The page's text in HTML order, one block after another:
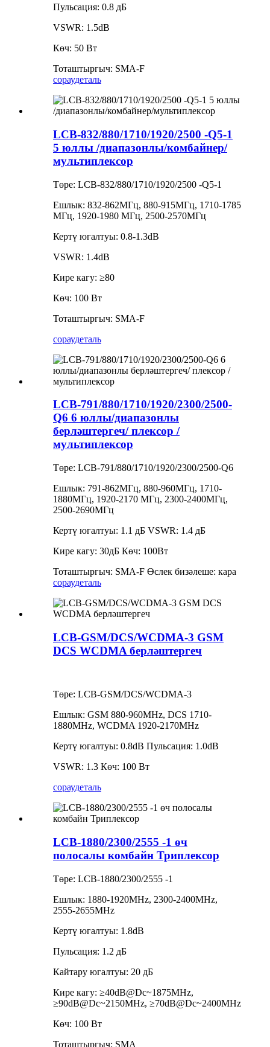
Пульсация: 0.8 дБ
VSWR: 1.5dB
Көч: 50 Вт
Тоташтыргыч: SMA-F
сораудеталь
LCB-832/880/1710/1920/2500 -Q5-1
5 юллы /диапазонлы/комбайнер/
мультиплексор
Төре: LCB-832/880/1710/1920/2500 -Q5-1
Ешлык: 832-862МГц, 880-915МГц, 1710-1785
МГц, 1920-1980 МГц, 2500-2570МГц
Кертү югалтуы: 0.8-1.3dB
VSWR: 1.4dB
Кире кагу: ≥80
Көч: 100 Вт
Тоташтыргыч: SMA-F
сораудеталь
LCB-791/880/1710/1920/2300/2500-
Q6 6 юллы/диапазонлы
берләштергеч/ плексор /
мультиплексор
Төре: LCB-791/880/1710/1920/2300/2500-Q6
Ешлык: 791-862МГц, 880-960МГц, 1710-
1880МГц, 1920-2170 МГц, 2300-2400МГц,
2500-2690МГц
Кертү югалтуы: 1.1 дБ VSWR: 1.4 дБ
Кире кагу: 30дБ Көч: 100Вт
Тоташтыргыч: SMA-F Өслек бизәлеше: кара
сораудеталь
LCB-GSM/DCS/WCDMA-3 GSM
DCS WCDMA берләштергеч
Төре: LCB-GSM/DCS/WCDMA-3
Ешлык: GSM 880-960MHz, DCS 1710-
1880MHz, WCDMA 1920-2170MHz
Кертү югалтуы: 0.8dB Пульсация: 1.0dB
VSWR: 1.3 Көч: 100 Вт
сораудеталь
LCB-1880/2300/2555 -1 өч
полосалы комбайн Триплексор
Төре: LCB-1880/2300/2555 -1
Ешлык: 1880-1920MHz, 2300-2400MHz,
2555-2655MHz
Кертү югалтуы: 1.8dB
Пульсация: 1.2 дБ
Кайтару югалтуы: 20 дБ
Кире кагу: ≥40dB@Dc~1875MHz,
≥90dB@Dc~2150MHz, ≥70dB@Dc~2400MHz
Көч: 100 Вт
Тоташтыргыч: SMA